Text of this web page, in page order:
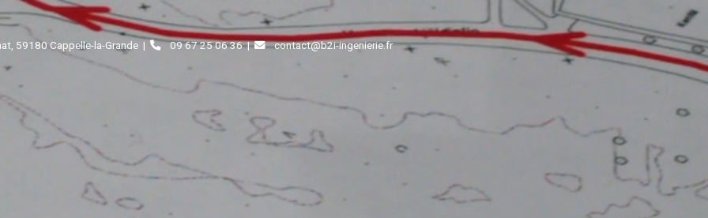
59180 Cappelle-la-Grande | 09 67 25 06 36 | contact@b2i-ingenierie.fr